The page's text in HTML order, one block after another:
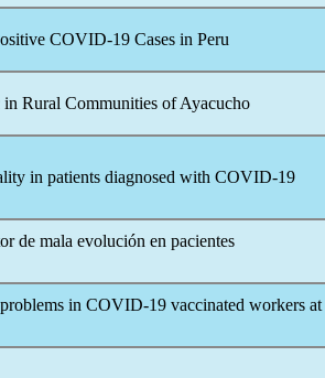
COVID-19 Cases in Peru
in Rural Communities of Ayacucho
in patients diagnosed with COVID-19
de mala evolución en pacientes
in COVID-19 vaccinated workers at